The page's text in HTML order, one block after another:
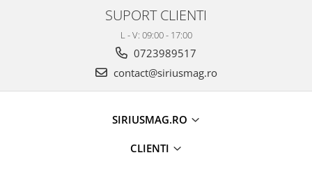
SUPORT CLIENTI
L - V: 09:00 - 17:00
0723989517
contact@siriusmag.ro
SIRIUSMAG.RO
CLIENTI